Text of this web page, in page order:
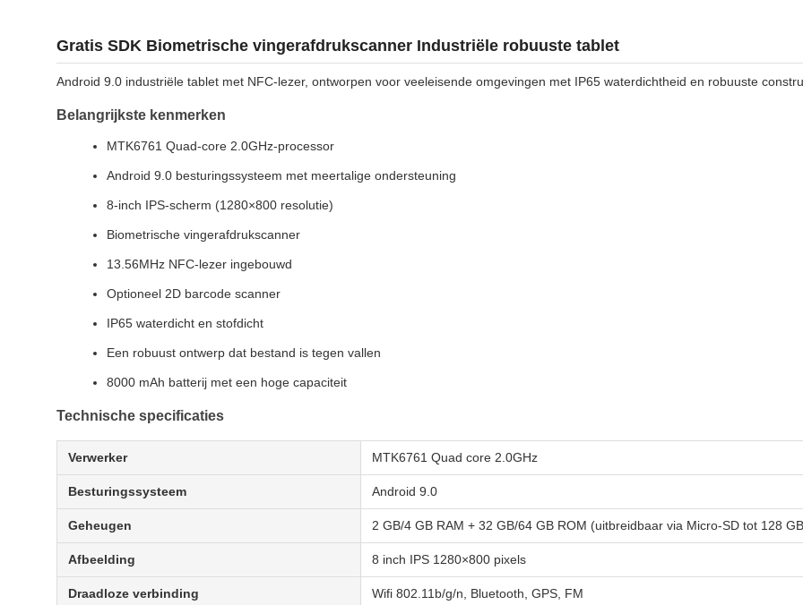
Gratis SDK Biometrische vingerafdrukscanner Industriële robuuste tablet
Android 9.0 industriële tablet met NFC-lezer, ontworpen voor veeleisende omgevingen met IP65 waterdichtheid en robuuste
Belangrijkste kenmerken
MTK6761 Quad-core 2.0GHz-processor
Android 9.0 besturingssysteem met meertalige ondersteuning
8-inch IPS-scherm (1280×800 resolutie)
Biometrische vingerafdrukscanner
13.56MHz NFC-lezer ingebouwd
Optioneel 2D barcode scanner
IP65 waterdicht en stofdicht
Een robuust ontwerp dat bestand is tegen vallen
8000 mAh batterij met een hoge capaciteit
Technische specificaties
Verwerker MTK6761 Quad core 2.0GHz
Besturingssysteem Android 9.0
Geheugen 2 GB/4 GB RAM + 32 GB/64 GB ROM (uitbreidbaar via Micro-SD tot 128
Afbeelding 8 inch IPS 1280×800 pixels
Draadloze verbinding Wifi 802.11b/g/n, Bluetooth, GPS, FM